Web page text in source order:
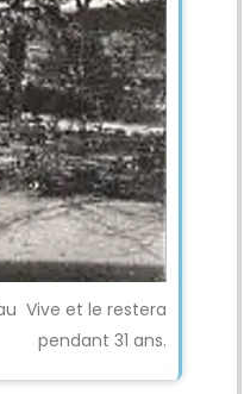
Vive et le restera
pendant 31 ans.